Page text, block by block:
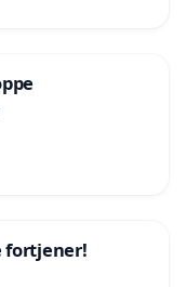
fortjener!